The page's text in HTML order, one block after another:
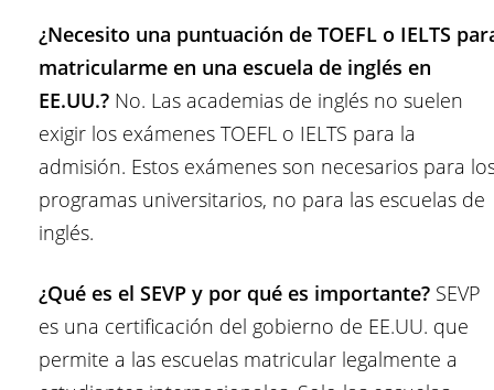
¿Necesito una puntuación de TOEFL o IELTS
matricularme en una escuela de inglés en
EE.UU.? No. Las academias de inglés no suelen
exigir los exámenes TOEFL o IELTS para la
admisión. Estos exámenes son necesarios para
programas universitarios, no para las escuelas de
inglés.
¿Qué es el SEVP y por qué es importante? SEVP
es una certificación del gobierno de EE.UU. que
permite a las escuelas matricular legalmente a